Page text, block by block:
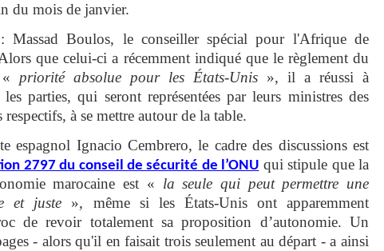
du mois de janvier.
Boulos, le conseiller spécial pour l'Afrique de
que celui-ci a récemment indiqué que le règlement du
priorité absolue pour les États-Unis », il a réussi à
parties, qui seront représentées par leurs ministres des
respectifs, à se mettre autour de la table.
espagnol Ignacio Cembrero, le cadre des discussions est
2797 du conseil de sécurité de l’ONU qui stipule que la
marocaine est « la seule qui peut permettre une
et juste », même si les États-Unis ont apparemment
de revoir totalement sa proposition d’autonomie. Un
- alors qu'il en faisait trois seulement au départ - a ainsi